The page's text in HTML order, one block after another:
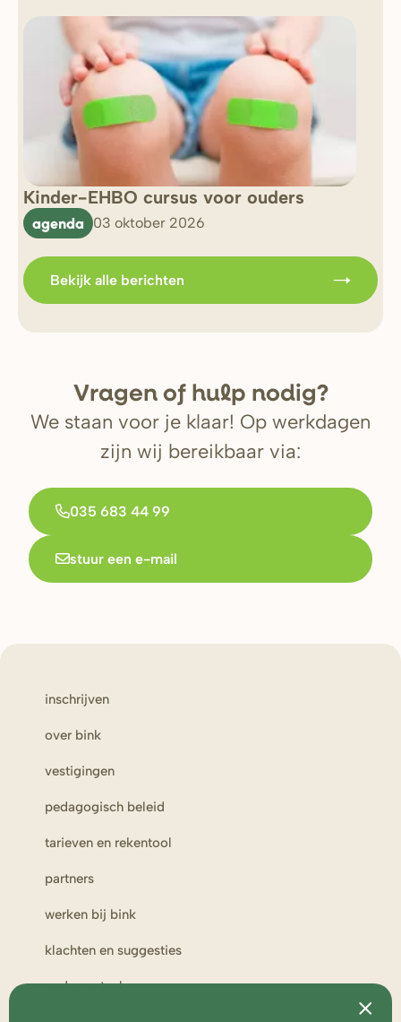
Kinder-EHBO cursus voor ouders
agenda 03 oktober 2026
Bekijk alle berichten
Vragen of hulp nodig?
We staan voor je klaar! Op werkdagen
zijn wij bereikbaar via:
035 683 44 99
stuur een e-mail
inschrijven
over bink
vestigingen
pedagogisch beleid
tarieven en rekentool
partners
werken bij bink
klachten en suggesties
ouderportaal